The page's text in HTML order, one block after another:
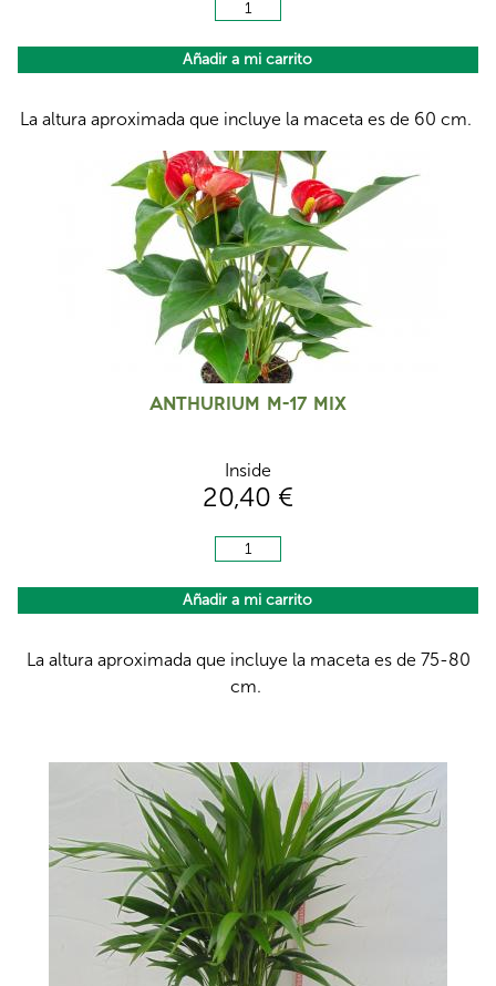
La altura aproximada que incluye la maceta es de 60 cm.
Anthurium M-17 Mix
Inside
20,40 €
La altura aproximada que incluye la maceta es de 75-80
cm.